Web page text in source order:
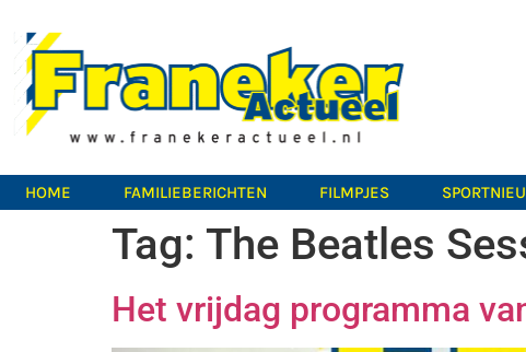
HOME FAMILIEBERICHTEN FILMPJES
Tag: The Beatles
Het vrijdag programma